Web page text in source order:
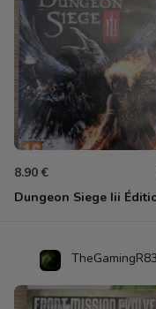
8.90 €
TheGamingR83